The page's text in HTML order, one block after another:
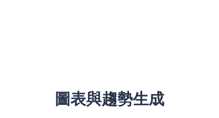
圖表與趨勢生成